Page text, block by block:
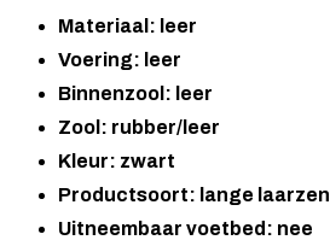
Materiaal: leer
Voering: leer
Binnenzool: leer
Zool: rubber/leer
Kleur: zwart
Productsoort: lange laarzen
Uitneembaar voetbed: nee